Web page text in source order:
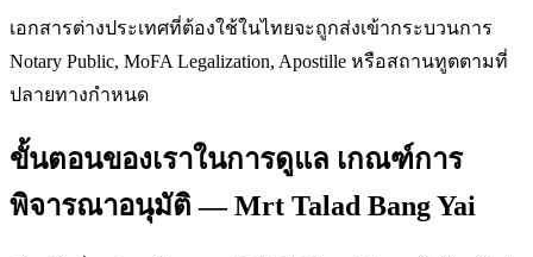
เอกสารต่างประเทศที่ต้องใช้ในไทยจะถูกส่งเข้ากระบวนการ
Notary Public, MoFA Legalization, Apostille หรือสถานทูตตามที่
ปลายทางกำหนด
ขั้นตอนของเราในการดูแล เกณฑ์การ
พิจารณาอนุมัติ — Mrt Talad Bang Yai